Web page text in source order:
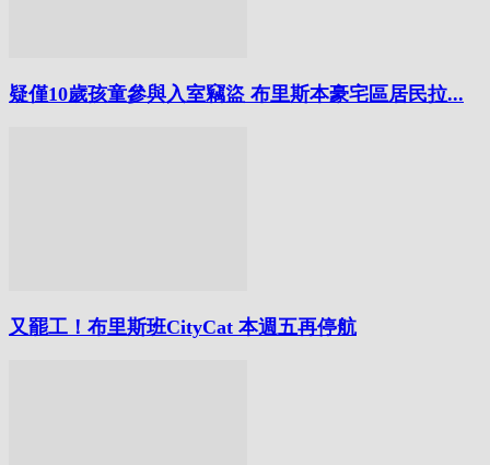
疑僅10歲孩童參與入室竊盜 布里斯本豪宅區居民拉...
又罷工！布里斯班CityCat 本週五再停航